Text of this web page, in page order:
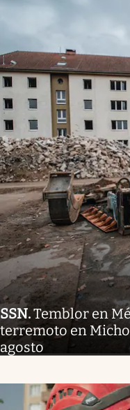
SSN.Temblor en
terremoto en
agosto